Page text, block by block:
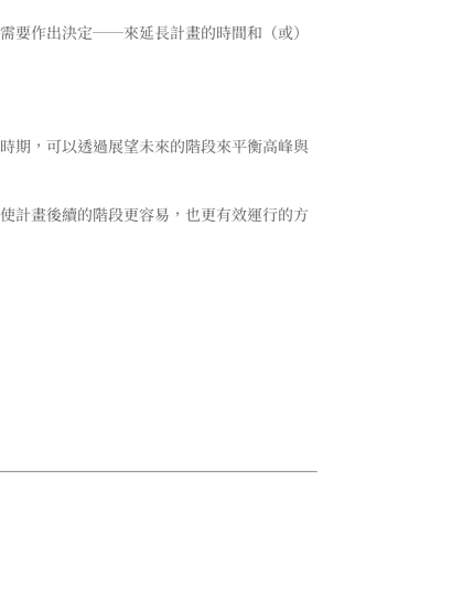
要作出決定──來延長計畫的時間和（或）
期， 可以透過展望未來的階段來平衡高峰與
計畫後續的階段更容易，也更有效運行的方